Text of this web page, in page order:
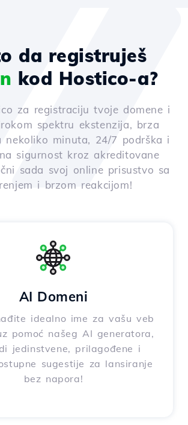
da registruješ
kod Hostico-a?
za registraciju tvoje domene i
spektru ekstenzija, brza
nekoliko minuta, 24/7 podrška i
sigurnost kroz akreditovane
sada svoj online prisustvo sa
i brzom reakcijom!
AI Domeni
idealno ime za vašu veb
pomoć našeg AI generatora,
jedinstvene, prilagođene i
sugestije za lansiranje
bez napora!